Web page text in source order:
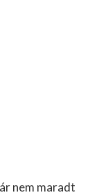
nem maradt